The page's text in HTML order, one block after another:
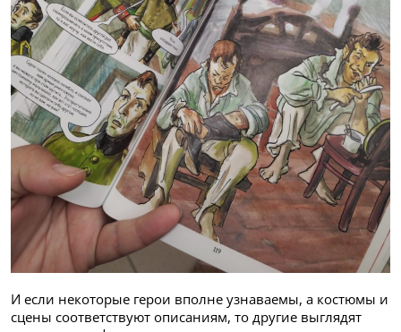
И если некоторые герои вполне узнаваемы, а костюмы и
сцены соответствуют описаниям, то другие выглядят